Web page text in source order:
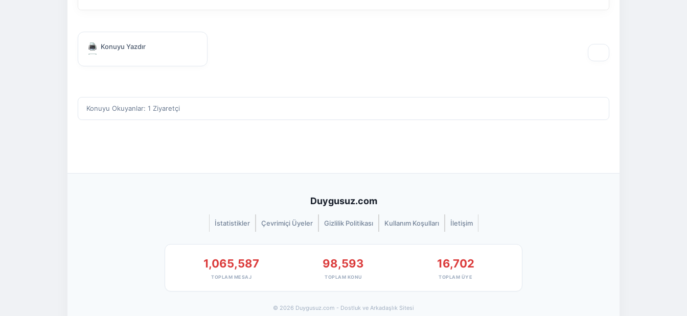
Konuyu Yazdır
Konuyu Okuyanlar: 1 Ziyaretçi
Duygusuz.com
İstatistikler Çevrimiçi Üyeler Gizlilik Politikası Kullanım Koşulları İletişim
1,065,587
TOPLAM MESAJ
98,593
TOPLAM KONU
16,702
TOPLAM ÜYE
© 2026 Duygusuz.com - Dostluk ve Arkadaşlık Sitesi